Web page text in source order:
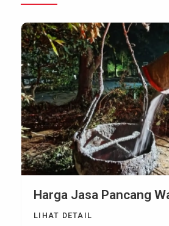
Harga Jasa Pancang
LIHAT DETAIL